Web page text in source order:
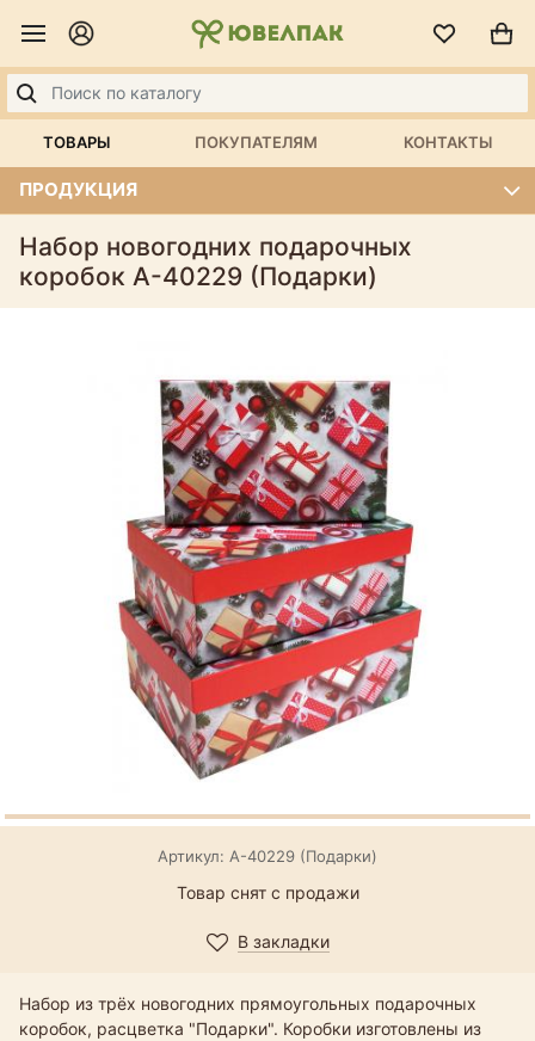
ТОВАРЫ ПОКУПАТЕЛЯМ КОНТАКТЫ
ПРОДУКЦИЯ
Набор новогодних подарочных
коробок А-40229 (Подарки)
Артикул: А-40229 (Подарки)
Товар снят с продажи
В закладки
Набор из трёх новогодних прямоугольных подарочных
коробок, расцветка "Подарки". Коробки изготовлены из